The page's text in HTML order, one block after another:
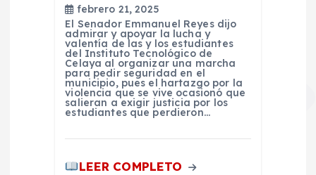
febrero 21, 2025
El Senador Emmanuel Reyes dijo
admirar y apoyar la lucha y
valentía de las y los estudiantes
del Instituto Tecnológico de
Celaya al organizar una marcha
para pedir seguridad en el
municipio, pues el hartazgo por la
violencia que se vive ocasionó que
salieran a exigir justicia por los
estudiantes que perdieron…
LEER COMPLETO